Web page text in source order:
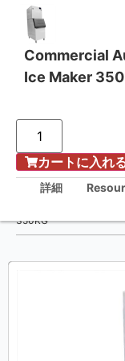
ホーム
/
Commercial
350KG
Commercial
Ice Maker
カートに入れ
詳細